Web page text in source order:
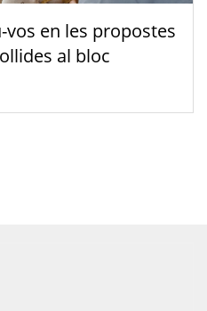
vos en les propostes
al bloc